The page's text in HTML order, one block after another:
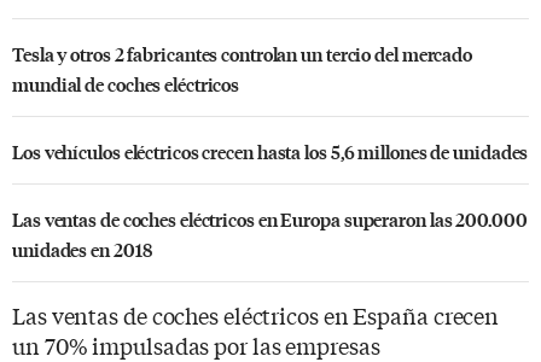
Tesla y otros 2 fabricantes controlan un tercio del mercado
mundial de coches eléctricos
Los vehículos eléctricos crecen hasta los 5,6 millones de unidades
Las ventas de coches eléctricos en Europa superaron las 200.000
unidades en 2018
Las ventas de coches eléctricos en España crecen
un 70% impulsadas por las empresas